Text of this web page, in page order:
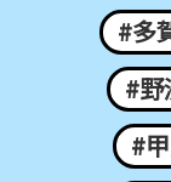
#多
#野
#